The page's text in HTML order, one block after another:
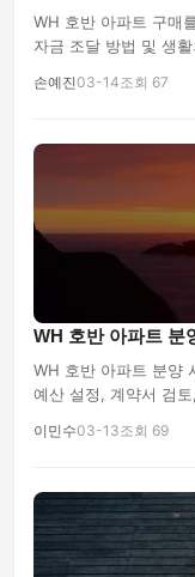
WH 호반 아파트 구매
자금 조달 방법 및 생
손예진03-14조회 67
WH 호반 아파트 분
WH 호반 아파트 분양
예산 설정, 계약서 검
이민수03-13조회 69